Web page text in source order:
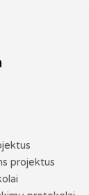
projektus